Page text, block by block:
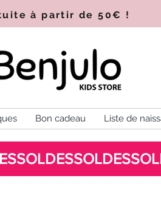
à partir de 50€ !
Bon cadeau Liste de